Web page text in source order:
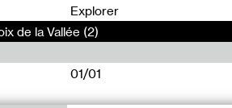
Explorer
de la Vallée (2)
01/01